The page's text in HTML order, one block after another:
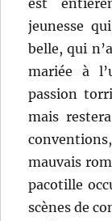
est
jeunesse
belle, qui
mariée à
passion
mais
mauvais
pacotille
scènes de